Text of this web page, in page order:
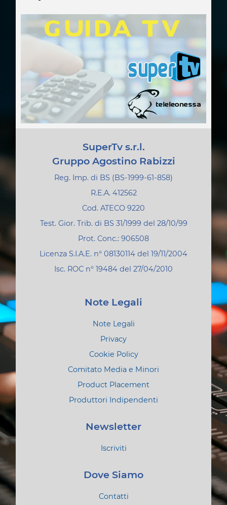
SuperTv s.r.l.
Gruppo Agostino Rabizzi
Reg. Imp. di BS (BS-1999-61-858)
R.E.A. 412562
Cod. ATECO 9220
Test. Gior. Trib. di BS 31/1999 del 28/10/99
Prot. Conc.: 906508
Licenza S.I.A.E. n° 08130114 del 19/11/2004
Isc. ROC n° 19484 del 27/04/2010
Note Legali
Note Legali
Privacy
Cookie Policy
Comitato Media e Minori
Product Placement
Produttori Indipendenti
Newsletter
Iscriviti
Dove Siamo
Contatti